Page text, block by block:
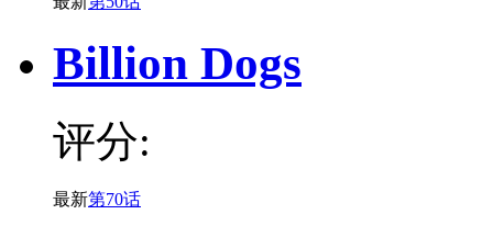
Billion Dogs
评分:
最新第70话